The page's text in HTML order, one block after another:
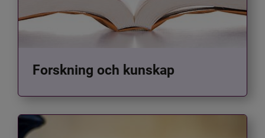
Forskning och kunskap